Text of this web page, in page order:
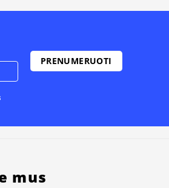
mus